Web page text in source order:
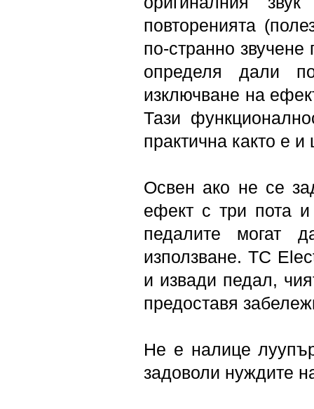
повторенията
по-странно
определя дали
изключване на
Тази
практична както е
Освен ако не се
ефект с три пота и
педалите могат
използване. TC
и извади педал,
предоставя
Не е налице
задоволи нуждите